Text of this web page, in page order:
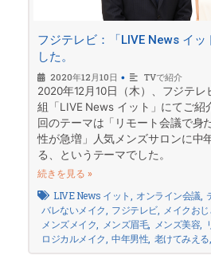
フジテレビ：「LIVE News イッ
した。
2020年12月10日 • TVで紹介
2020年12月10日（木）、フジテ
組「LIVE News イット」にてご紹
回のテーマは「リモート会議で身
性が急増」人気メンズサロンに中
る、というテーマでした。
続きを見る »
LIVE News イット, オンライン会議,
バレないメイク, フジテレビ, メイクお
メンズメイク, メンズ眉毛, メンズ美容,
ロジカルメイク, 中年男性, 老けてみえる,